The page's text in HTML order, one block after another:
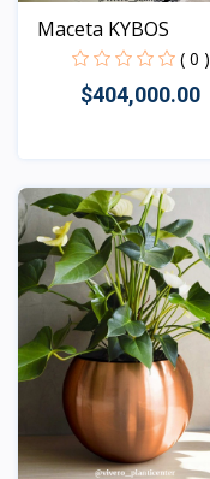
Maceta KYBOS
( 0 )
$404,000.00
Vista